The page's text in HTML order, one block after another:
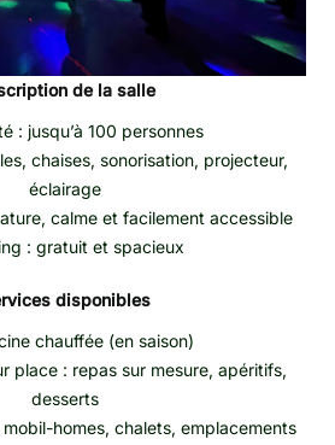
de la salle
: jusqu’à 100 personnes
chaises, sonorisation, projecteur,
éclairage
calme et facilement accessible
: gratuit et spacieux
disponibles
chauffée (en saison)
place : repas sur mesure, apéritifs,
desserts
homes, chalets, emplacements